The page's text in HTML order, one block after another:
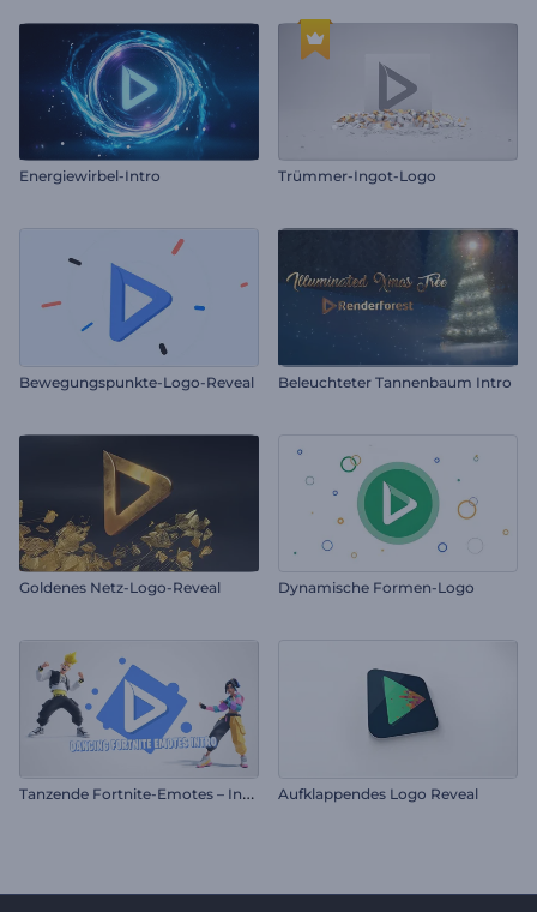
Energiewirbel-Intro Trümmer-Ingot-Logo
Bewegungspunkte-Logo-Reveal Beleuchteter Tannenbaum Intro
Goldenes Netz-Logo-Reveal Dynamische Formen-Logo
T
anzende Fortnite-Emotes – Intro Aufklappendes Logo Reveal